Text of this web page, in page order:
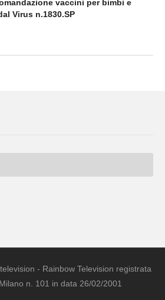
vaccini per bimbi e
Virus n.1830.SP
- Rainbow Television registrata
n. 101 in data 26/02/2001